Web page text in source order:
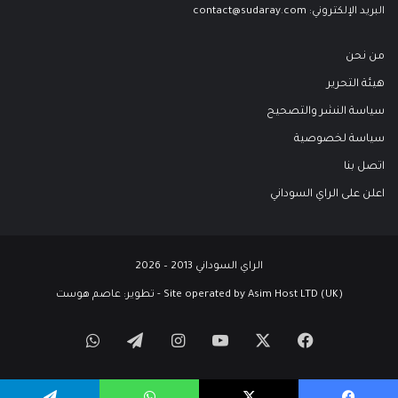
البريد الإلكتروني: contact@sudaray.com
من نحن
هيئة التحرير
سياسة النشر والتصحيح
سياسة لخصوصية
اتصل بنا
اعلن على الراي السوداني
الراي السوداني 2013 – 2026
Site operated by Asim Host LTD (UK) - تطوير: عاصم هوست
فيسبوك ‫YouTubeانستقرامتيلقرامواتساب